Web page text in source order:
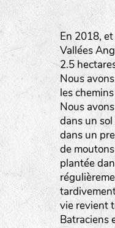
En 2018,
Vallées
2.5
Nous
les
Nous
dans un
dans un
de
plantée
vie revient
Batraciens